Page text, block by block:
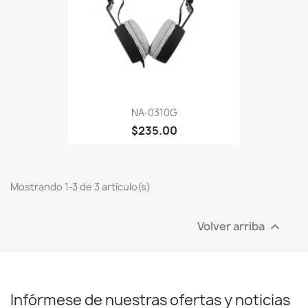
NA-0310G
$235.00
Mostrando 1-3 de 3 artículo(s)
Volver arriba 
Infórmese de nuestras ofertas y noticias